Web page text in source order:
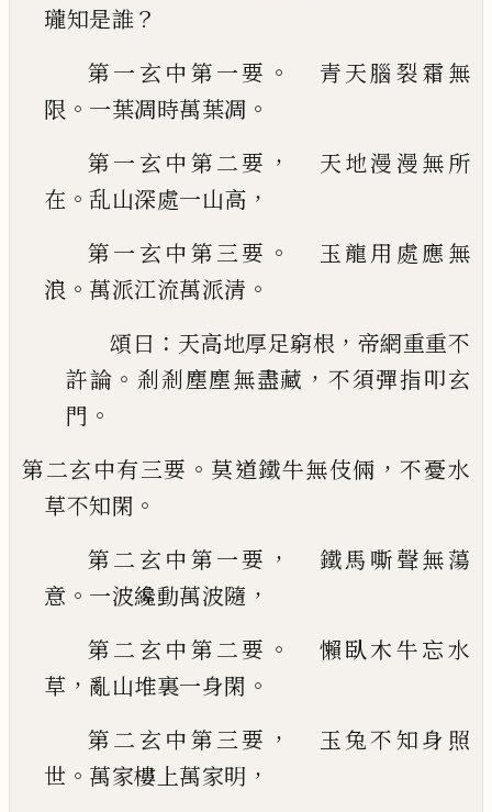
瓏知是誰？
第一玄中第一要 。
青天腦裂霜無
限 。 一葉凋時萬葉凋 。
第一玄中第二要 ，
天地漫漫無所
在 。 乱山深處一山高 ，
第一玄中第三要 。
玉龍用處應無
浪 。 萬派江流萬派清 。
頌曰 ： 天高地厚足窮根 ， 帝網重重不
許論 。 剎剎塵塵無盡藏 ， 不須彈指叩玄
門 。
第二玄中有三要 。 莫道鐵牛無伎倆 ，不憂水
草不知閑 。
第二玄中第一要 ，
鐵馬嘶聲無蕩
意 。 一波纔動萬波隨 ，
第二玄中第二要 。
懶臥木牛忘水
草 ， 亂山堆裏一身閑 。
第二玄中第三要 ，
玉兔不知身照
世 。 萬家樓上萬家明 ，